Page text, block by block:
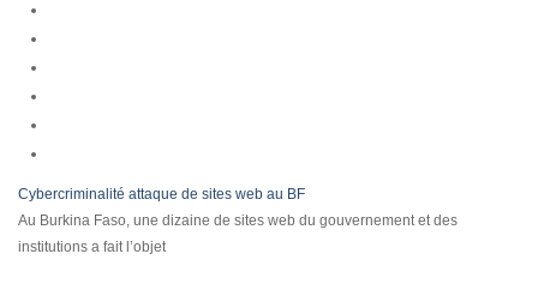
Cybercriminalité attaque de sites web au BF
Au Burkina Faso, une dizaine de sites web du gouvernement et des
institutions a fait l’objet